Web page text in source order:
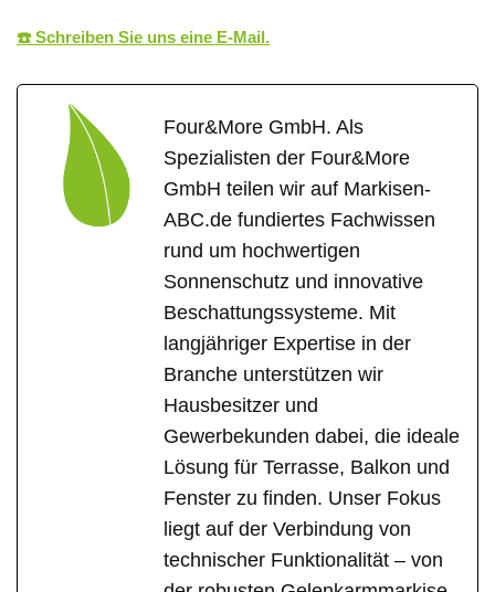
☎️ Schreiben Sie uns eine E‑Mail.
Four&More GmbH. Als
Spezialisten der Four&More
GmbH teilen wir auf Markisen-
ABC.de fundiertes Fachwissen
rund um hochwertigen
Sonnenschutz und innovative
Beschattungssysteme. Mit
langjähriger Expertise in der
Branche unterstützen wir
Hausbesitzer und
Gewerbekunden dabei, die ideale
Lösung für Terrasse, Balkon und
Fenster zu finden. Unser Fokus
liegt auf der Verbindung von
technischer Funktionalität – von